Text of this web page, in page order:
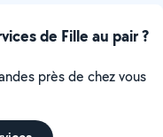
de Fille au pair ?
près de chez vous